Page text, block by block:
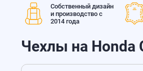
Собственный дизайн
и производство с
2014 года
Чехлы на Honda